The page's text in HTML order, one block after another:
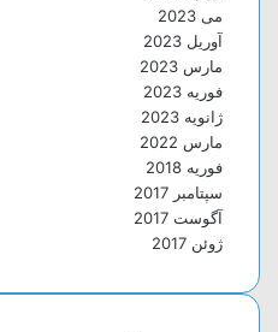
می 2023
آوریل 2023
مارس 2023
فوریه 2023
ژانویه 2023
مارس 2022
فوریه 2018
سپتامبر 2017
آگوست 2017
ژوئن 2017